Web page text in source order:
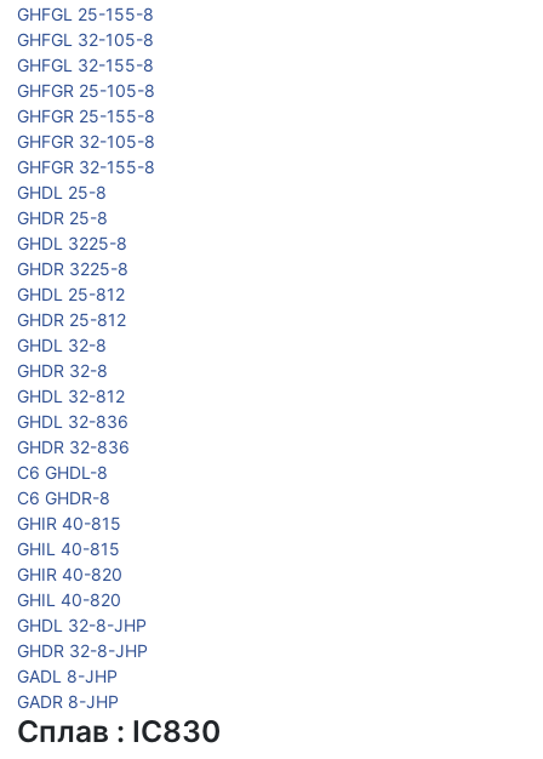
GHFGL 25-155-8
GHFGL 32-105-8
GHFGL 32-155-8
GHFGR 25-105-8
GHFGR 25-155-8
GHFGR 32-105-8
GHFGR 32-155-8
GHDL 25-8
GHDR 25-8
GHDL 3225-8
GHDR 3225-8
GHDL 25-812
GHDR 25-812
GHDL 32-8
GHDR 32-8
GHDL 32-812
GHDL 32-836
GHDR 32-836
C6 GHDL-8
C6 GHDR-8
GHIR 40-815
GHIL 40-815
GHIR 40-820
GHIL 40-820
GHDL 32-8-JHP
GHDR 32-8-JHP
GADL 8-JHP
GADR 8-JHP
Сплав : IC830